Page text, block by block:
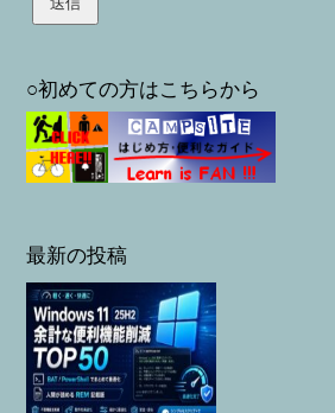
○初めての方はこちらから
最新の投稿